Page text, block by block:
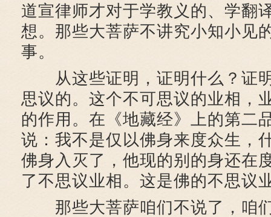
道宣律师才对于学教义的、学翻
想。那些大菩萨不讲究小知小见
事。
从这些证明，证明什么？证
思议的。这个不可思议的业相，
的作用。在《地藏经》上的第二
说：我不是仅以佛身来度众生，
佛身入灭了，他现的别的身还在
了不思议业相。这是佛的不思议
那些大菩萨咱们不说了，咱